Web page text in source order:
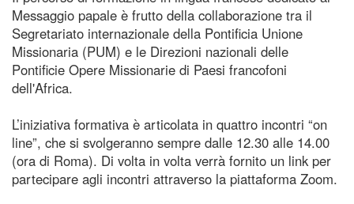
Messaggio papale è frutto della collaborazione tra il
Segretariato internazionale della Pontificia Unione
Missionaria (PUM) e le Direzioni nazionali delle
Pontificie Opere Missionarie di Paesi francofoni
dell'Africa.
L’iniziativa formativa è articolata in quattro incontri “on
line”, che si svolgeranno sempre dalle 12.30 alle 14.00
(ora di Roma). Di volta in volta verrà fornito un link per
partecipare agli incontri attraverso la piattaforma Zoom.